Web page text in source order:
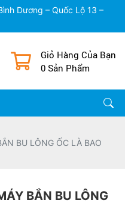
Dương – Quốc Lộ 13 –
Giỏ Hàng Của Bạn
0 Sản Phẩm
BU LÔNG ỐC LÀ BAO
BẮN BU LÔNG